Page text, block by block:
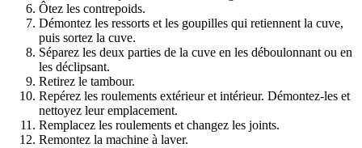
Ôtez les contrepoids.
Démontez les ressorts et les goupilles qui retiennent la cuve,
puis sortez la cuve.
Séparez les deux parties de la cuve en les déboulonnant ou en
les déclipsant.
Retirez le tambour.
Repérez les roulements extérieur et intérieur. Démontez-les et
nettoyez leur emplacement.
Remplacez les roulements et changez les joints.
Remontez la machine à laver.